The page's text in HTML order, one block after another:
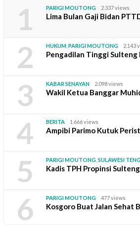
1 PARIGI MOUTONG 2.337 views
Lima Bulan Gaji Bidan
2 HUKUM PARIGI MOUTONG 2.143
Pengadilan Tinggi Sulteng
3 KABAR SENAYAN 2.098 views
Wakil Ketua Banggar
4 BERITA 1.666 views
Ampibi Parimo Kutuk
5 PARIGI MOUTONG SULAWESI
Kadis TPH Propinsi Sulteng
6 PARIGI MOUTONG 477 views
Kosgoro Buat Jalan Sehat